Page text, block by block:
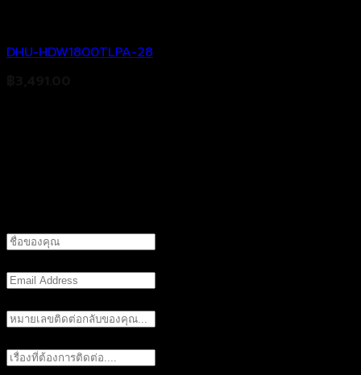
DHU-HDW1800TLPA-28